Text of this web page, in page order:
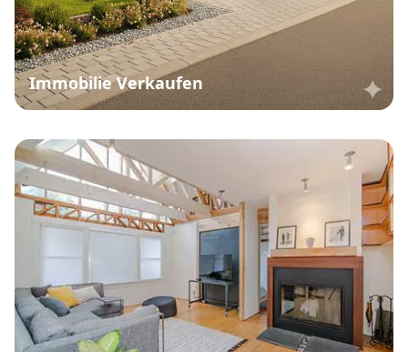
Immobilie Verkaufen